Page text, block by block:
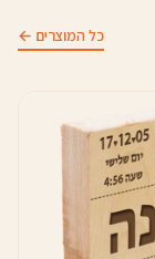
כל המוצרים ←